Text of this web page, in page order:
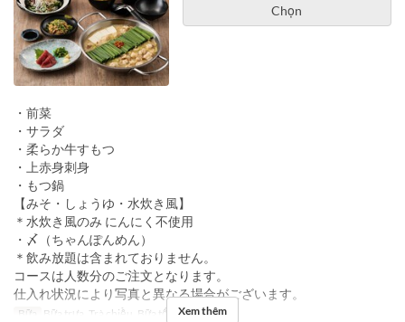
Chọn
・前菜
・サラダ
・柔らか牛すもつ
・上赤身刺身
・もつ鍋
【みそ・しょうゆ・水炊き風】
＊水炊き風のみ にんにく不使用
・〆（ちゃんぽんめん）
＊飲み放題は含まれておりません。
コースは人数分のご注文となります。
仕入れ状況により写真と異なる場合がございます。
Bữa Bữa trưa, Trà chiều, Bữa tối Xem thêm